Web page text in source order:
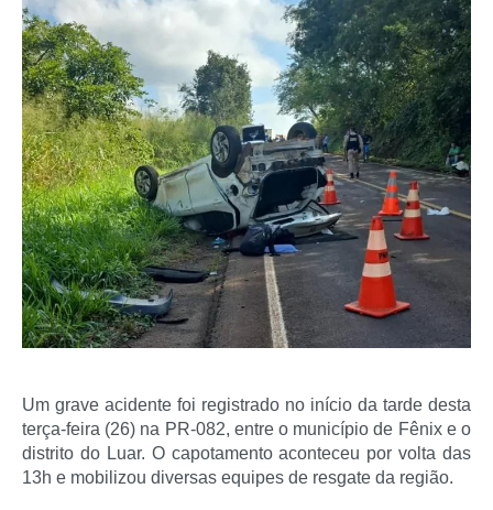
Um grave acidente foi registrado no início da tarde desta
terça-feira (26) na PR-082, entre o município de Fênix e o
distrito do Luar. O capotamento aconteceu por volta das
13h e mobilizou diversas equipes de resgate da região.